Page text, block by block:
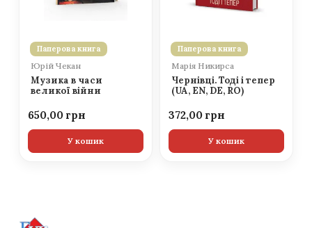
Паперова книга
Юрій Чекан
Музика в часи
великої війни
650,00
У кошик
Паперова книга
Марія Никирса
Чернівці. Тоді і тепер
(UA, EN, DE, RO)
372,00
У кошик